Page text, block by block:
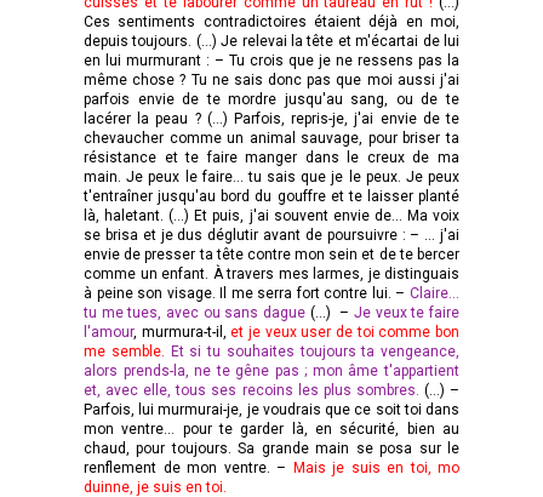
Ces sentiments contradictoires étaient déjà en moi,
depuis toujours. (…) Je relevai la tête et m'écartai de lui
en lui murmurant : – Tu crois que je ne ressens pas la
même chose ? Tu ne sais donc pas que moi aussi j'ai
parfois envie de te mordre jusqu'au sang, ou de te
lacérer la peau ? (…) Parfois, repris-je, j'ai envie de te
chevaucher comme un animal sauvage, pour briser ta
résistance et te faire manger dans le creux de ma
main. Je peux le faire... tu sais que je le peux. Je peux
t'entraîner jusqu'au bord du gouffre et te laisser planté
là, haletant. (…) Et puis, j'ai souvent envie de... Ma voix
se brisa et je dus déglutir avant de poursuivre : – ... j'ai
envie de presser ta tête contre mon sein et de te bercer
comme un enfant. À travers mes larmes, je distinguais
à peine son visage. Il me serra fort contre lui. – Claire...
tu me tues, avec ou sans dague (…) – Je veux te faire
l'amour, murmura-t-il,et je veux user de toi comme bon
me semble. Et si tu souhaites toujours ta vengeance,
alors prends-la, ne te gêne pas ; mon âme t'appartient
et, avec elle, tous ses recoins les plus sombres. (…) –
Parfois, lui murmurai-je, je voudrais que ce soit toi dans
mon ventre... pour te garder là, en sécurité, bien au
chaud, pour toujours. Sa grande main se posa sur le
renflement de mon ventre. – Mais je suis en toi, mo
duinne, je suis en toi.